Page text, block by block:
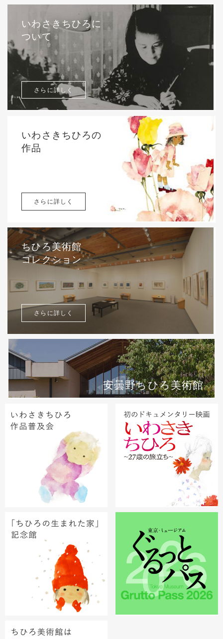
いわさきちひろに
ついて
さらに詳しく
いわさきちひろの
作品
さらに詳しく
ちひろ美術館
コレクション
さらに詳しく
安曇野ちひろ美術館